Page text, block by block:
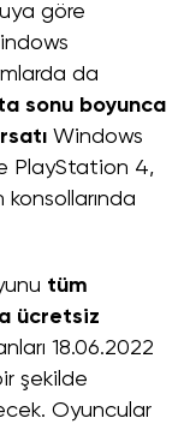
göre
da
sonu boyunca
Windows
PlayStation 4,
konsollarında
tüm
ücretsiz
18.06.2022
şekilde
Oyuncular